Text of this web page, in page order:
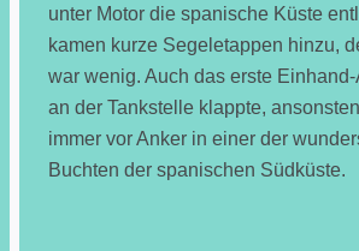
unter Motor die spanische Küste
kamen kurze Segeletappen hinzu,
war wenig. Auch das erste
an der Tankstelle klappte,
immer vor Anker in einer der
Buchten der spanischen Südküste.